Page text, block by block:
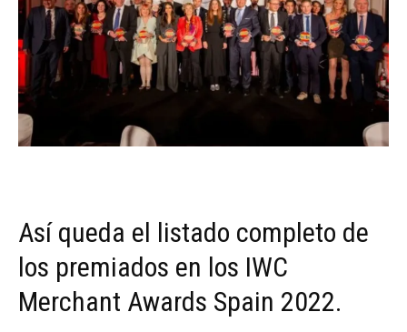
Así queda el listado completo de
los premiados en los IWC
Merchant Awards Spain 2022.